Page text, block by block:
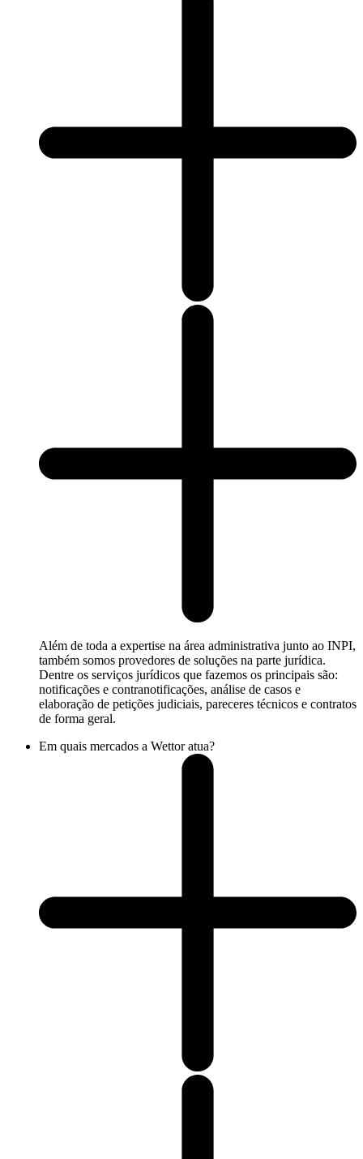
Além de toda a expertise na área administrativa junto ao INPI,
também somos provedores de soluções na parte jurídica.
Dentre os serviços jurídicos que fazemos os principais são:
notificações e contranotificações, análise de casos e
elaboração de petições judiciais, pareceres técnicos e contratos
de forma geral.
Em quais mercados a Wettor atua?